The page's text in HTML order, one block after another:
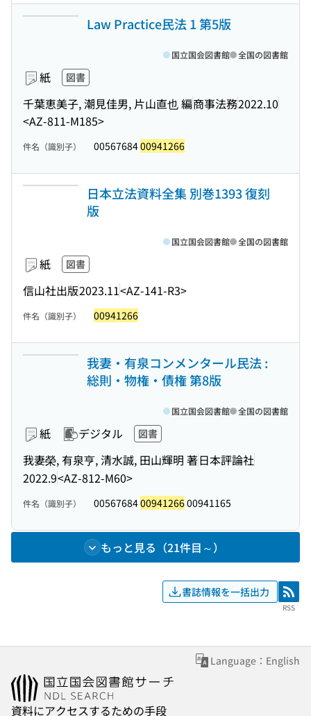
Law Practice民法 1 第5版
紙 図書
千葉恵美子, 潮見佳男, 片山直也 編商事法務2022.10
<AZ-811-M185>
国立国会図書館 全国の図書館
件名（識別子） 0056768400941266
日本立法資料全集 別巻1393 復刻
版
紙 図書
信山社出版2023.11<AZ-141-R3>
国立国会図書館 全国の図書館
件名（識別子） 00941266
我妻・有泉コンメンタール民法 :
総則・物権・債権 第8版
紙 デジタル 図書
我妻榮, 有泉亨, 清水誠, 田山輝明 著日本評論社
2022.9<AZ-812-M60>
国立国会図書館 全国の図書館
件名（識別子） 005676840094126600941165
もっと見る（21件目～）
書誌情報を一括出力 RSS
RSS
Language：English
資料にアクセスするための手段